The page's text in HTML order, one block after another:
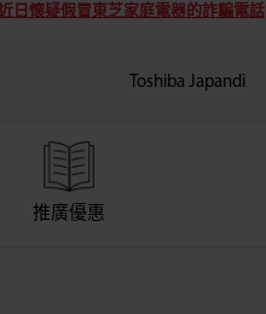
日懷疑假冒東芝家庭電器的詐騙電話
推廣優惠
Toshiba Japandi